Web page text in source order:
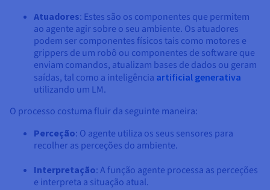
Atuadores: Estes são os componentes que permitem
ao agente agir sobre o seu ambiente. Os atuadores
podem ser componentes físicos tais como motores e
grippers de um robô ou componentes de software que
enviam comandos, atualizam bases de dados ou geram
saídas, tal como a inteligência artificial generativa
utilizando um LM.
O processo costuma fluir da seguinte maneira:
Perceção: O agente utiliza os seus sensores para
recolher as perceções do ambiente.
Interpretação: A função agente processa as perceções
e interpreta a situação atual.